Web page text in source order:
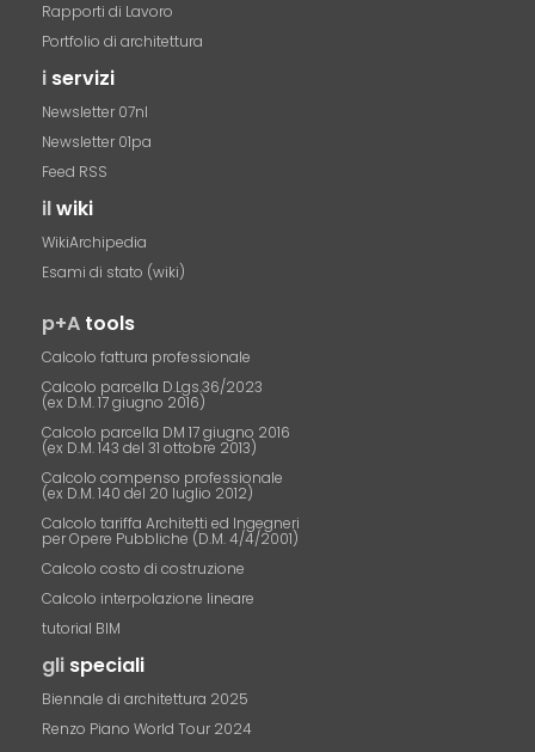
Rapporti di Lavoro
Portfolio di architettura
i servizi
Newsletter 07nl
Newsletter 01pa
Feed RSS
ilwiki
WikiArchipedia
Esami di stato (wiki)
p+A tools
Calcolo fattura professionale
Calcolo parcella D.Lgs.36/2023
(ex D.M. 17 giugno 2016)
Calcolo parcella DM 17 giugno 2016
(ex D.M. 143 del 31 ottobre 2013)
Calcolo compenso professionale
(ex D.M. 140 del 20 luglio 2012)
Calcolo tariffa Architetti ed Ingegneri
per Opere Pubbliche (D.M. 4/4/2001)
Calcolo costo di costruzione
Calcolo interpolazione lineare
tutorial BIM
gli speciali
Biennale di architettura 2025
Renzo Piano World Tour 2024